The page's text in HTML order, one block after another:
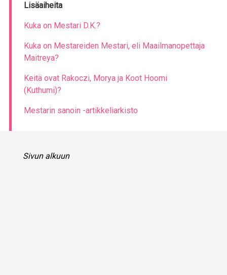
Lisäaiheita
Kuka on Mestari D.K.?
Kuka on Mestareiden Mestari, eli Maailmanopettaja
Maitreya?
Keitä ovat Rakoczi, Morya ja Koot Hoomi
(Kuthumi)?
Mestarin sanoin -artikkeliarkisto
Sivun alkuun